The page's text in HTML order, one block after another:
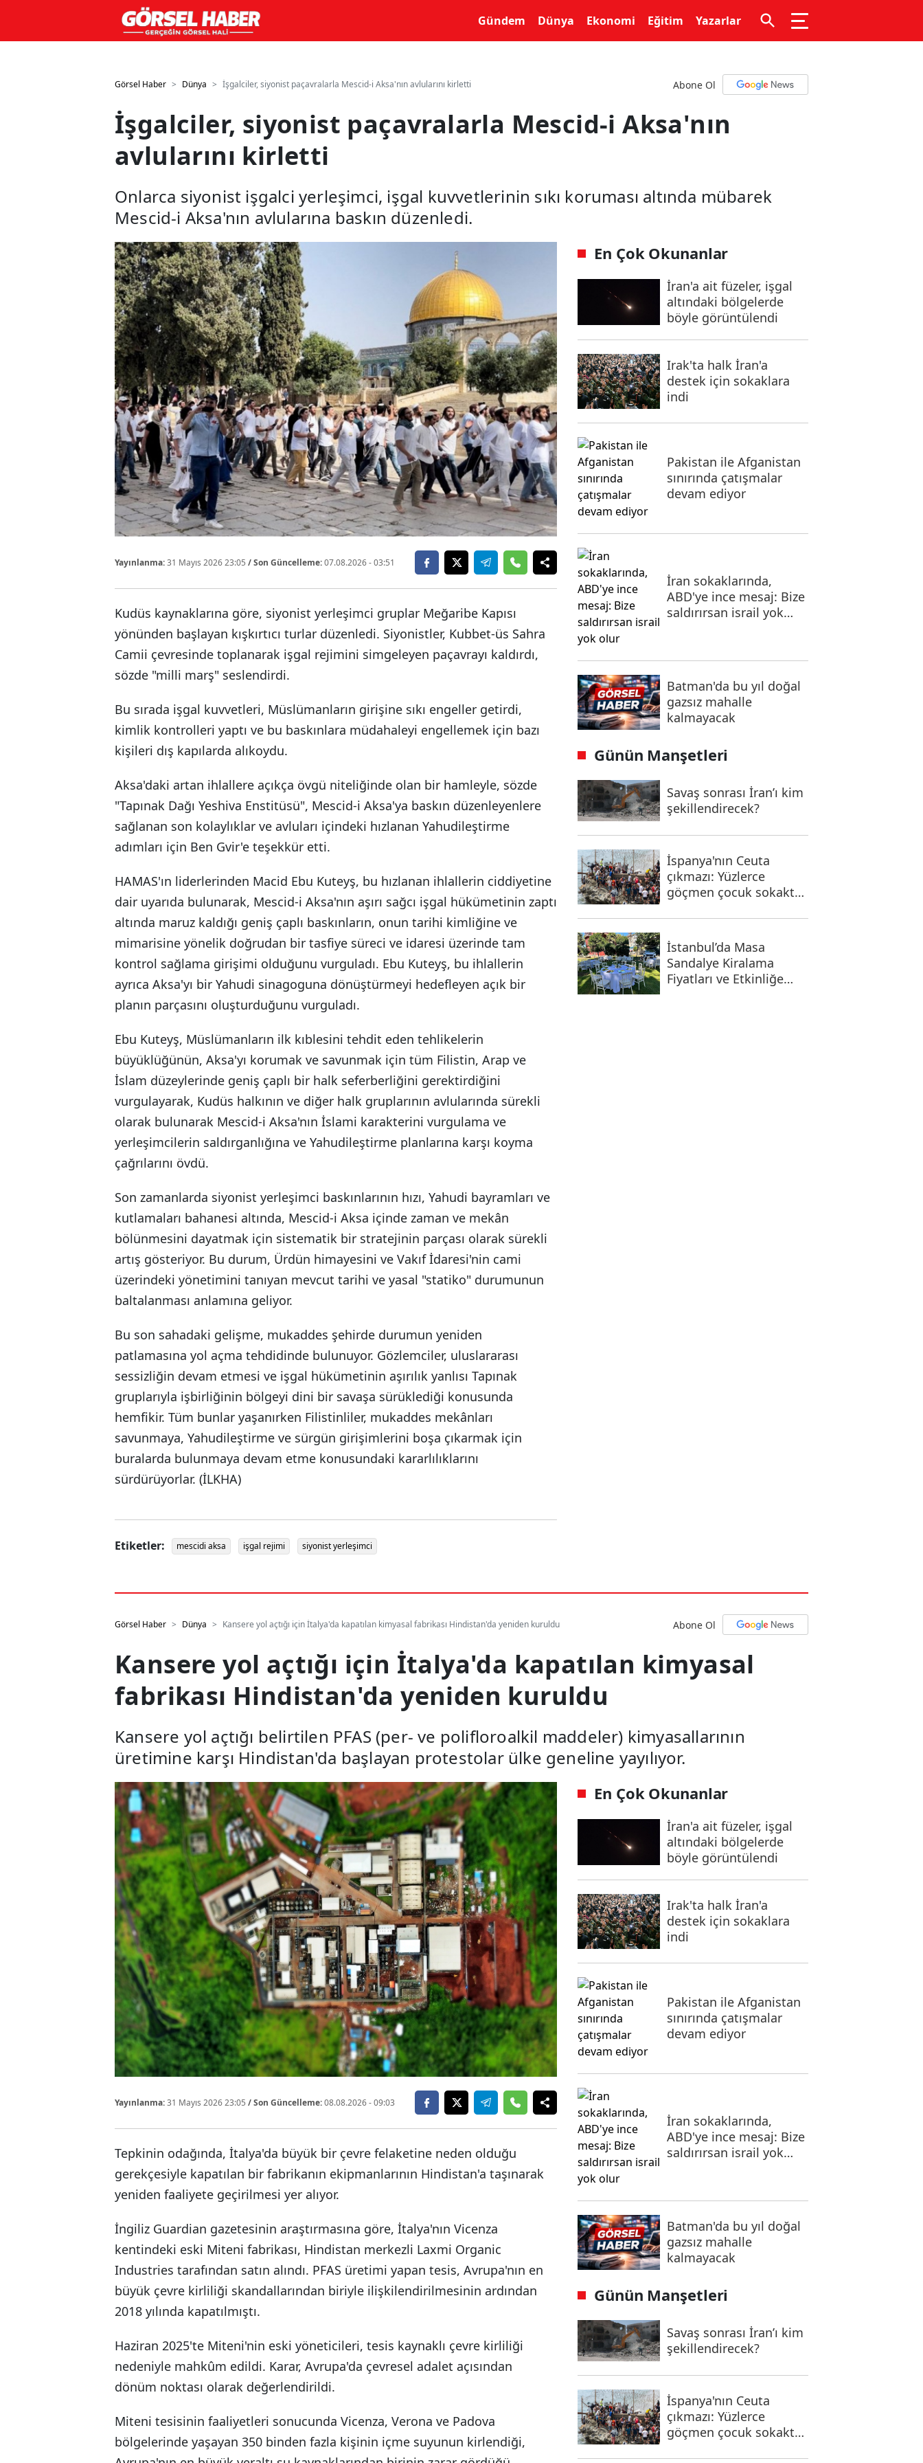
GTM kodunuzu buraya ekleyinGTM kodunuzu buraya ekleyin
Gündem
Dünya Ekonomi Eğitim Yazarlar
Görsel Haber Dünya İşgalciler, siyonist paçavralarla Mescid-i Aksa'nın avlularını kirletti Abone Ol
İşgalciler, siyonist paçavralarla Mescid-i Aksa'nın
avlularını kirletti
Onlarca siyonist işgalci yerleşimci, işgal kuvvetlerinin sıkı koruması altında mübarek
Mescid-i Aksa'nın avlularına baskın düzenledi.
Yayınlanma:31 Mayıs 2026 23:05 / Son Güncelleme:07.08.2026- 03:51
Kudüs kaynaklarına göre, siyonist yerleşimci gruplar Meğaribe Kapısı
yönünden başlayan kışkırtıcı turlar düzenledi. Siyonistler, Kubbet-üs Sahra
Camii çevresinde toplanarak işgal rejimini simgeleyen paçavrayı kaldırdı,
sözde "milli marş" seslendirdi.
Bu sırada işgal kuvvetleri, Müslümanların girişine sıkı engeller getirdi,
kimlik kontrolleri yaptı ve bu baskınlara müdahaleyi engellemek için bazı
kişileri dış kapılarda alıkoydu.
Aksa'daki artan ihlallere açıkça övgü niteliğinde olan bir hamleyle, sözde
"Tapınak Dağı Yeshiva Enstitüsü", Mescid-i Aksa'ya baskın düzenleyenlere
sağlanan son kolaylıklar ve avluları içindeki hızlanan Yahudileştirme
adımları için Ben Gvir'e teşekkür etti.
HAMAS'ın liderlerinden Macid Ebu Kuteyş, bu hızlanan ihlallerin ciddiyetine
dair uyarıda bulunarak, Mescid-i Aksa'nın aşırı sağcı işgal hükümetinin zaptı
altında maruz kaldığı geniş çaplı baskınların, onun tarihi kimliğine ve
mimarisine yönelik doğrudan bir tasfiye süreci ve idaresi üzerinde tam
kontrol sağlama girişimi olduğunu vurguladı. Ebu Kuteyş, bu ihlallerin
ayrıca Aksa'yı bir Yahudi sinagoguna dönüştürmeyi hedefleyen açık bir
planın parçasını oluşturduğunu vurguladı.
Ebu Kuteyş, Müslümanların ilk kıblesini tehdit eden tehlikelerin
büyüklüğünün, Aksa'yı korumak ve savunmak için tüm Filistin, Arap ve
İslam düzeylerinde geniş çaplı bir halk seferberliğini gerektirdiğini
vurgulayarak, Kudüs halkının ve diğer halk gruplarının avlularında sürekli
olarak bulunarak Mescid-i Aksa'nın İslami karakterini vurgulama ve
yerleşimcilerin saldırganlığına ve Yahudileştirme planlarına karşı koyma
çağrılarını övdü.
Son zamanlarda siyonist yerleşimci baskınlarının hızı, Yahudi bayramları ve
kutlamaları bahanesi altında, Mescid-i Aksa içinde zaman ve mekân
bölünmesini dayatmak için sistematik bir stratejinin parçası olarak sürekli
artış gösteriyor. Bu durum, Ürdün himayesini ve Vakıf İdaresi'nin cami
üzerindeki yönetimini tanıyan mevcut tarihi ve yasal "statiko" durumunun
baltalanması anlamına geliyor.
Bu son sahadaki gelişme, mukaddes şehirde durumun yeniden
patlamasına yol açma tehdidinde bulunuyor. Gözlemciler, uluslararası
sessizliğin devam etmesi ve işgal hükümetinin aşırılık yanlısı Tapınak
gruplarıyla işbirliğinin bölgeyi dini bir savaşa sürüklediği konusunda
hemfikir. Tüm bunlar yaşanırken Filistinliler, mukaddes mekânları
savunmaya, Yahudileştirme ve sürgün girişimlerini boşa çıkarmak için
buralarda bulunmaya devam etme konusundaki kararlılıklarını
sürdürüyorlar. (İLKHA)
Etiketler: mescidi aksa işgal rejimi siyonist yerleşimci
En Çok Okunanlar
İran'a ait füzeler, işgal
altındaki bölgelerde
böyle görüntülendi
Irak'ta halk İran'a
destek için sokaklara
indi
Pakistan ile Afganistan
sınırında çatışmalar
devam ediyor
İran sokaklarında,
ABD'ye ince mesaj: Bize
saldırırsan israil yok
Batman'da bu yıl doğal
gazsız mahalle
kalmayacak
Günün Manşetleri
Savaş sonrası İran’ı kim
şekillendirecek?
İspanya'nın Ceuta
çıkmazı: Yüzlerce
göçmen çocuk sokakta
İstanbul’da Masa
Sandalye Kiralama
Fiyatları ve Etkinliğe
Görsel Haber Dünya Kansere yol açtığı için İtalya'da kapatılan kimyasal fabrikası Hindistan'da yeniden kuruldu Abone Ol
Kansere yol açtığı için İtalya'da kapatılan kimyasal
fabrikası Hindistan'da yeniden kuruldu
Kansere yol açtığı belirtilen PFAS (per- ve polifloroalkil maddeler) kimyasallarının
üretimine karşı Hindistan'da başlayan protestolar ülke geneline yayılıyor.
Yayınlanma:31 Mayıs 2026 23:05 / Son Güncelleme:08.08.2026- 09:03
Tepkinin odağında, İtalya'da büyük bir çevre felaketine neden olduğu
gerekçesiyle kapatılan bir fabrikanın ekipmanlarının Hindistan'a taşınarak
yeniden faaliyete geçirilmesi yer alıyor.
İngiliz Guardian gazetesinin araştırmasına göre, İtalya'nın Vicenza
kentindeki eski Miteni fabrikası, Hindistan merkezli Laxmi Organic
Industries tarafından satın alındı. PFAS üretimi yapan tesis, Avrupa'nın en
büyük çevre kirliliği skandallarından biriyle ilişkilendirilmesinin ardından
2018 yılında kapatılmıştı.
Haziran 2025'te Miteni'nin eski yöneticileri, tesis kaynaklı çevre kirliliği
nedeniyle mahkûm edildi. Karar, Avrupa'da çevresel adalet açısından
dönüm noktası olarak değerlendirildi.
Miteni tesisinin faaliyetleri sonucunda Vicenza, Verona ve Padova
bölgelerinde yaşayan 350 binden fazla kişinin içme suyunun kirlendiği,
En Çok Okunanlar
İran'a ait füzeler, işgal
altındaki bölgelerde
böyle görüntülendi
Irak'ta halk İran'a
destek için sokaklara
indi
Pakistan ile Afganistan
sınırında çatışmalar
devam ediyor
İran sokaklarında,
ABD'ye ince mesaj: Bize
saldırırsan israil yok
Batman'da bu yıl doğal
gazsız mahalle
kalmayacak
Günün Manşetleri
Savaş sonrası İran’ı kim
şekillendirecek?
İspanya'nın Ceuta
çıkmazı: Yüzlerce
göçmen çocuk sokakta